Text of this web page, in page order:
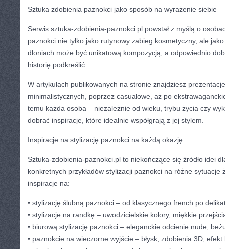
Sztuka zdobienia paznokci jako sposób na wyrażenie siebie
Serwis sztuka-zdobienia-paznokci.pl powstał z myślą o
paznokci nie tylko jako rutynowy zabieg kosmetyczny, ale
dłoniach może być unikatową kompozycją, a odpowiednio
historię podkreślić.
W artykułach publikowanych na stronie znajdziesz
minimalistycznych, poprzez casualowe, aż po
temu każda osoba – niezależnie od wieku, trybu życia czy
dobrać inspiracje, które idealnie współgrają z jej stylem.
Inspiracje na stylizację paznokci na każdą okazję
Sztuka-zdobienia-paznokci.pl to niekończące się źródło idei
konkretnych przykładów stylizacji paznokci na różne sytuacje
inspiracje na:
• stylizację ślubną paznokci – od klasycznego french po
• stylizacje na randkę – uwodzicielskie kolory, miękkie
• biurową stylizację paznokci – eleganckie odcienie nude,
• paznokcie na wieczorne wyjście – błysk, zdobienia 3D, efekt